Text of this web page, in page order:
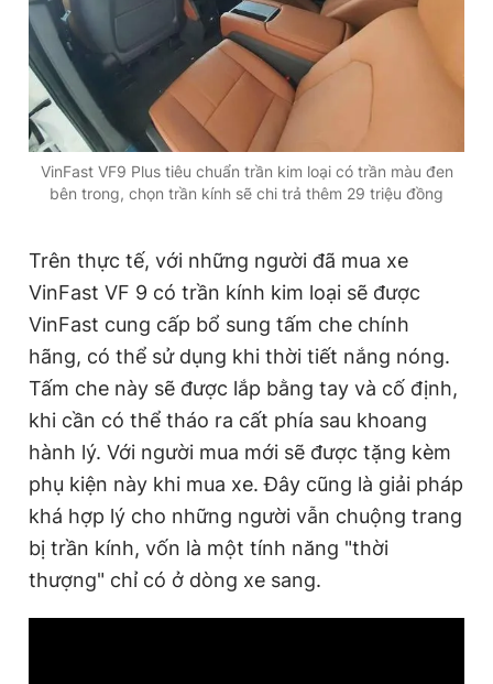
VinFast VF9 Plus tiêu chuẩn trần kim loại có trần màu đen
bên trong, chọn trần kính sẽ chi trả thêm 29 triệu đồng
Trên thực tế, với những người đã mua xe
VinFast VF 9 có trần kính kim loại sẽ được
VinFast cung cấp bổ sung tấm che chính
hãng, có thể sử dụng khi thời tiết nắng nóng.
Tấm che này sẽ được lắp bằng tay và cố định,
khi cần có thể tháo ra cất phía sau khoang
hành lý. Với người mua mới sẽ được tặng kèm
phụ kiện này khi mua xe. Đây cũng là giải pháp
khá hợp lý cho những người vẫn chuộng trang
bị trần kính, vốn là một tính năng "thời
thượng" chỉ có ở dòng xe sang.